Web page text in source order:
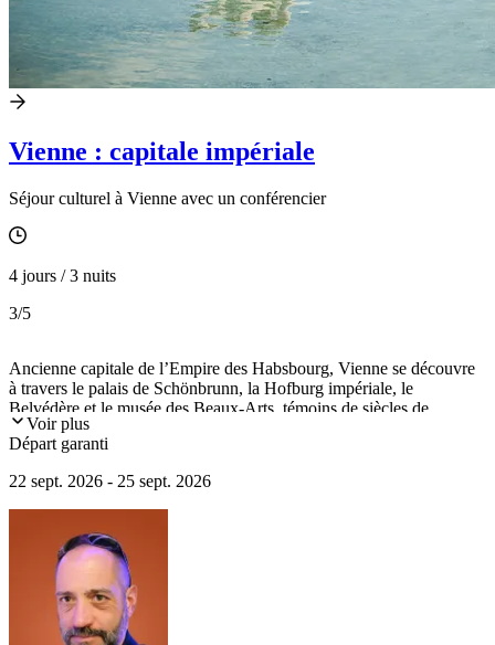
Vienne : capitale impériale
Séjour culturel à Vienne avec un conférencier
4 jours / 3 nuits
3/5
Ancienne capitale de l’Empire des Habsbourg, Vienne se découvre
à travers le palais de Schönbrunn, la Hofburg impériale, le
Belvédère et le musée des Beaux-Arts, témoins de siècles de
création artistique, ainsi que la cathédrale Saint-Étienne, véritable
symbole de l’histoire et de l’identité viennoises.
Voir plus
Départ garanti
22 sept. 2026 - 25 sept. 2026